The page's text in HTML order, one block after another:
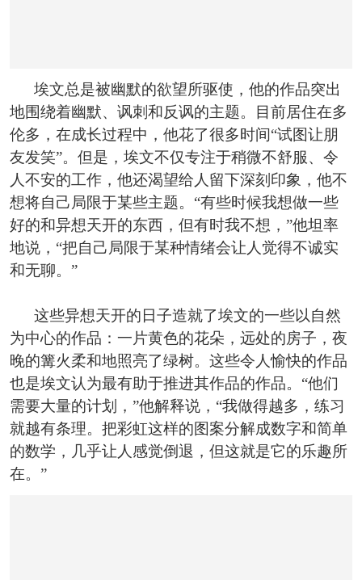
埃文总是被幽默的欲望所驱使，他的作品突出
地围绕着幽默、讽刺和反讽的主题。目前居住在多
伦多，在成长过程中，他花了很多时间“试图让朋
友发笑”。但是，埃文不仅专注于稍微不舒服、令
人不安的工作，他还渴望给人留下深刻印象，他不
想将自己局限于某些主题。“有些时候我想做一些
好的和异想天开的东西，但有时我不想，”他坦率
地说，“把自己局限于某种情绪会让人觉得不诚实
和无聊。”
这些异想天开的日子造就了埃文的一些以自然
为中心的作品：一片黄色的花朵，远处的房子，夜
晚的篝火柔和地照亮了绿树。这些令人愉快的作品
也是埃文认为最有助于推进其作品的作品。“他们
需要大量的计划，”他解释说，“我做得越多，练习
就越有条理。把彩虹这样的图案分解成数字和简单
的数学，几乎让人感觉倒退，但这就是它的乐趣所
在。”